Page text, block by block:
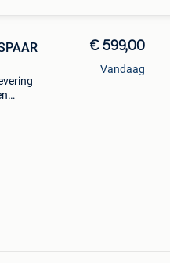
€ 599,00
Vandaag